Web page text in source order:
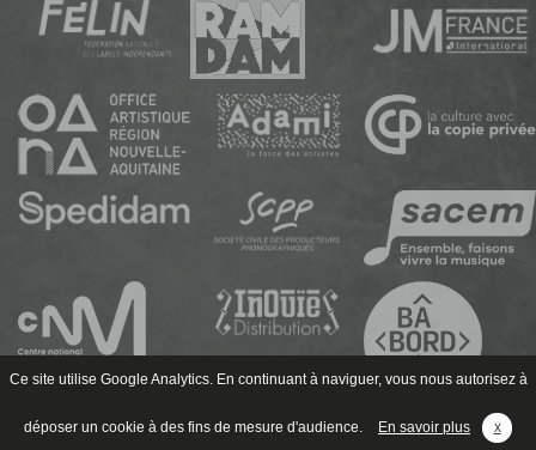
Ce site utilise Google Analytics. En continuant à naviguer, vous nous autorisez à
déposer un cookie à des fins de mesure d'audience. En savoir plus x